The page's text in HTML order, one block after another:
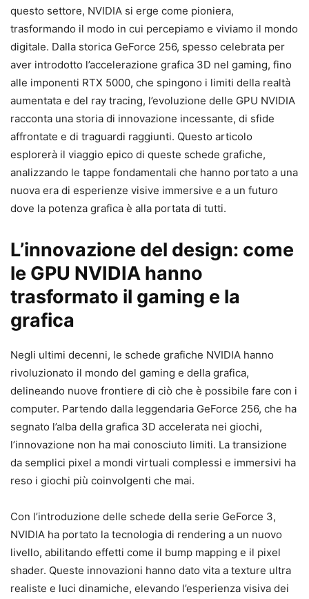
questo settore, NVIDIA si erge come pioniera,
trasformando il modo in cui percepiamo e viviamo il mondo
digitale. Dalla storica GeForce 256, spesso celebrata per
aver introdotto l’accelerazione grafica 3D nel gaming, fino
alle imponenti RTX 5000, che spingono i limiti della realtà
aumentata e del ray tracing, l’evoluzione delle GPU NVIDIA
racconta una storia di innovazione incessante, di sfide
affrontate e di traguardi raggiunti. Questo articolo
esplorerà il viaggio epico di queste schede grafiche,
analizzando le tappe fondamentali che hanno portato a una
nuova era di esperienze visive immersive e a un futuro
dove la potenza grafica è alla portata di tutti.
L’innovazione del design: come
le GPU NVIDIA hanno
trasformato il gaming e la
grafica
Negli ultimi decenni, le schede grafiche NVIDIA hanno
rivoluzionato il mondo del gaming e della grafica,
delineando nuove frontiere di ciò che è possibile fare con i
computer. Partendo dalla leggendaria GeForce 256, che ha
segnato l’alba della grafica 3D accelerata nei giochi,
l’innovazione non ha mai conosciuto limiti. La transizione
da semplici pixel a mondi virtuali complessi e immersivi ha
reso i giochi più coinvolgenti che mai.
Con l’introduzione delle schede della serie GeForce 3,
NVIDIA ha portato la tecnologia di rendering a un nuovo
livello, abilitando effetti come il bump mapping e il pixel
shader. Queste innovazioni hanno dato vita a texture ultra
realiste e luci dinamiche, elevando l’esperienza visiva dei